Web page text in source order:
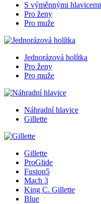
S výměnnými hlavicemi
Pro ženy
Pro muže
Jednorázová holítka
Pro ženy
Pro muže
Náhradní hlavice
Gillette
Gillette
ProGlide
Fusion5
Mach 3
King C. Gillette
Blue